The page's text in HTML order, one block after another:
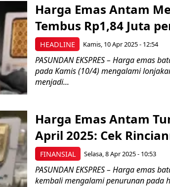
HEADLINE
Harga Emas Antam
Tembus Rp1,84 Juta
Kamis, 10 Apr 2025 - 12:54
PASUNDAN EKSPRES – Harga emas
pada Kamis (10/4) mengalami
menjadi...
FINANSIAL
Harga Emas Antam
April 2025: Cek
Selasa, 8 Apr 2025 - 10:53
PASUNDAN EKSPRES – Harga emas
kembali mengalami penurunan pada